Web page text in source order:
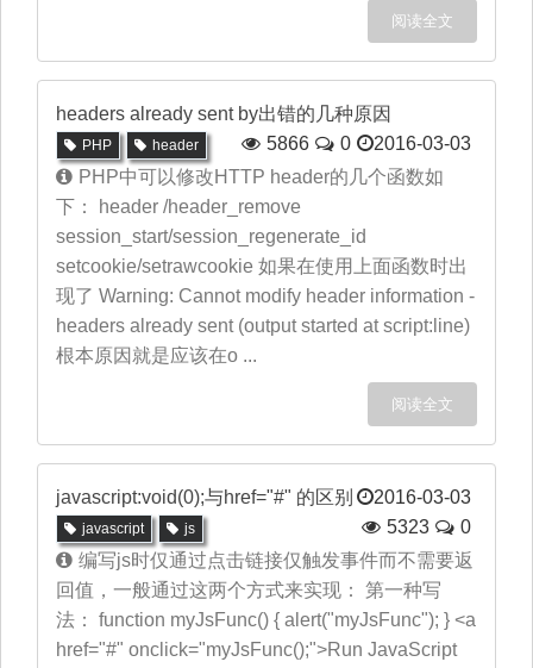
阅读全文
headers already sent by出错的几种原因
2016-03-03
PHP header 5866
0
PHP中可以修改HTTP header的几个函数如
下： header /header_remove
session_start/session_regenerate_id
setcookie/setrawcookie 如果在使用上面函数时出
现了 Warning: Cannot modify header information -
headers already sent (output started at script:line)
根本原因就是应该在o ...
阅读全文
javascript:void(0);与href="#" 的区别 2016-03-03
javascript js 5323
0
编写js时仅通过点击链接仅触发事件而不需要返
回值，一般通过这两个方式来实现： 第一种写
法： function myJsFunc() { alert("myJsFunc"); } <a
href="#" onclick="myJsFunc();">Run JavaScript